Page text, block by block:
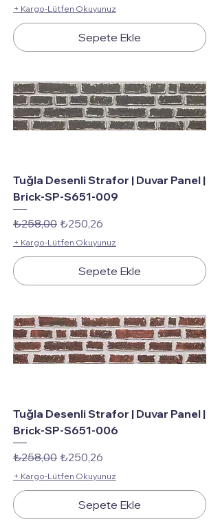
+ Kargo-Lütfen Okuyunuz
Sepete Ekle
Tuğla Desenli Strafor | Duvar Panel |
Brick-SP-S651-009
Normal Fiyat
₺258,00 İndirimli Fiyat
₺250,26
+ Kargo-Lütfen Okuyunuz
Sepete Ekle
Tuğla Desenli Strafor | Duvar Panel |
Brick-SP-S651-006
Normal Fiyat
₺258,00 İndirimli Fiyat
₺250,26
+ Kargo-Lütfen Okuyunuz
Sepete Ekle